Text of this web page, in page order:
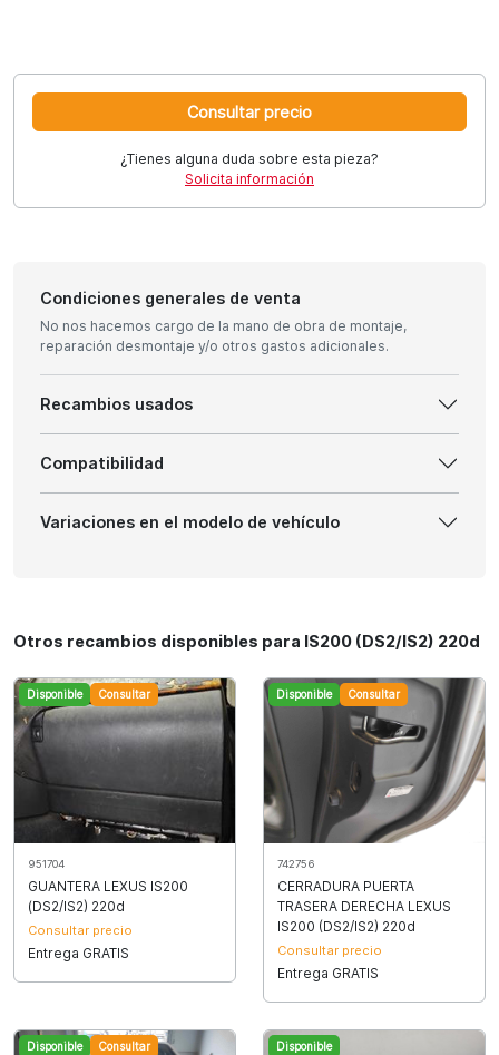
Consultar precio
¿Tienes alguna duda sobre esta pieza?
Solicita información
Condiciones generales de venta
No nos hacemos cargo de la mano de obra de montaje,
reparación desmontaje y/o otros gastos adicionales.
Recambios usados
Compatibilidad
Variaciones en el modelo de vehículo
Otros recambios disponibles para IS200 (DS2/IS2) 220d
Disponible Consultar
951704
GUANTERA LEXUS IS200
(DS2/IS2) 220d
Consultar precio
Entrega GRATIS
Disponible Consultar
742756
CERRADURA PUERTA
TRASERA DERECHA LEXUS
IS200 (DS2/IS2) 220d
Consultar precio
Entrega GRATIS
Disponible Consultar Disponible